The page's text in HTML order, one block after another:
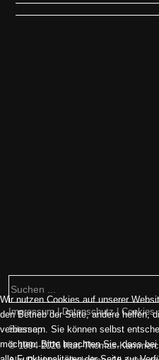
Impressum | Datenschutz | Cookies
Sitemap
© 1994-2026 Kurt-Thomas-
Wir nutzen Cookies auf unserer
den Betrieb der Seite, andere helfen,
verbessern. Sie können selbst
möchten. Bitte beachten Sie, dass